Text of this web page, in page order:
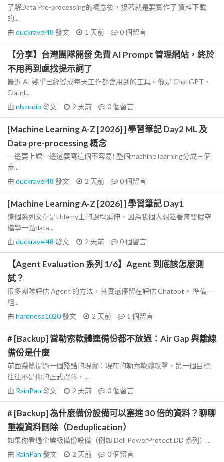
了解Data Pre-processing的概念後，接著就是要實作了 資料下載
的...
由 duckravel48 發文 1 天前 0個留言
【分享】台灣團隊開發 免費 AI Prompt 管理網站，終於
不用再到處找提示詞了
最近 AI 幾乎已經變成每天工作都會用到的工具。像是 ChatGPT、
Claud...
由 nlstudio 發文 2 天前 0個留言
[Machine Learning A-Z [2026] ] 學習筆記 Day2 ML 及
Data pre-processing 概念
一邊要上課一邊還要寫這個不容易! 整個machine learning分成三個
步...
由 duckravel48 發文 2 天前 0個留言
[Machine Learning A-Z [2026] ] 學習筆記 Day1
這個系列文章是Udemy上的課程延伸，因為我個人想趁著育嬰假空
檔學一點data...
由 duckravel48 發文 2 天前 0個留言
【Agent Evaluation 系列 1/6】Agent 到底該怎麼測
試？
很多團隊評估 Agent 的方法，其實還停留在評估 Chatbot。 準備一
組...
由 hardness1020發文 2 天前 1 個留言
# [Backup] 當勒索軟體連備份都不放過：Air Gap 與離線
備份是什麼
前面幾篇提過一個殘酷的現實：現在的勒索軟體攻擊，第一個目標
往往不是你的正式資料，...
由 RainPan 發文 2 天前 0個留言
# [Backup] 為什麼備份設備可以塞進 30 倍的資料？聊聊
重複資料刪除（Deduplication）
如果你看過企業級備份設備（例如 Dell PowerProtect DD 系列）...
由 RainPan 發文 2 天前 0個留言